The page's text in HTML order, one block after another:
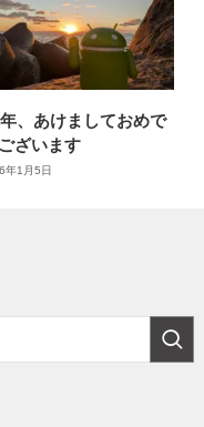
、あけましておめで
ざいます
年1月5日